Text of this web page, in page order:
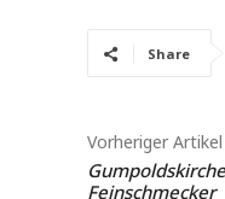
Share
Vorheriger Artikel
Feinschmecker